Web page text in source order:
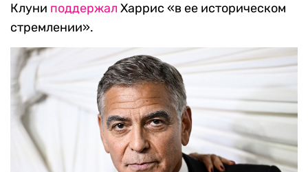
Клуни поддержал Харрис «в ее историческом
стремлении».